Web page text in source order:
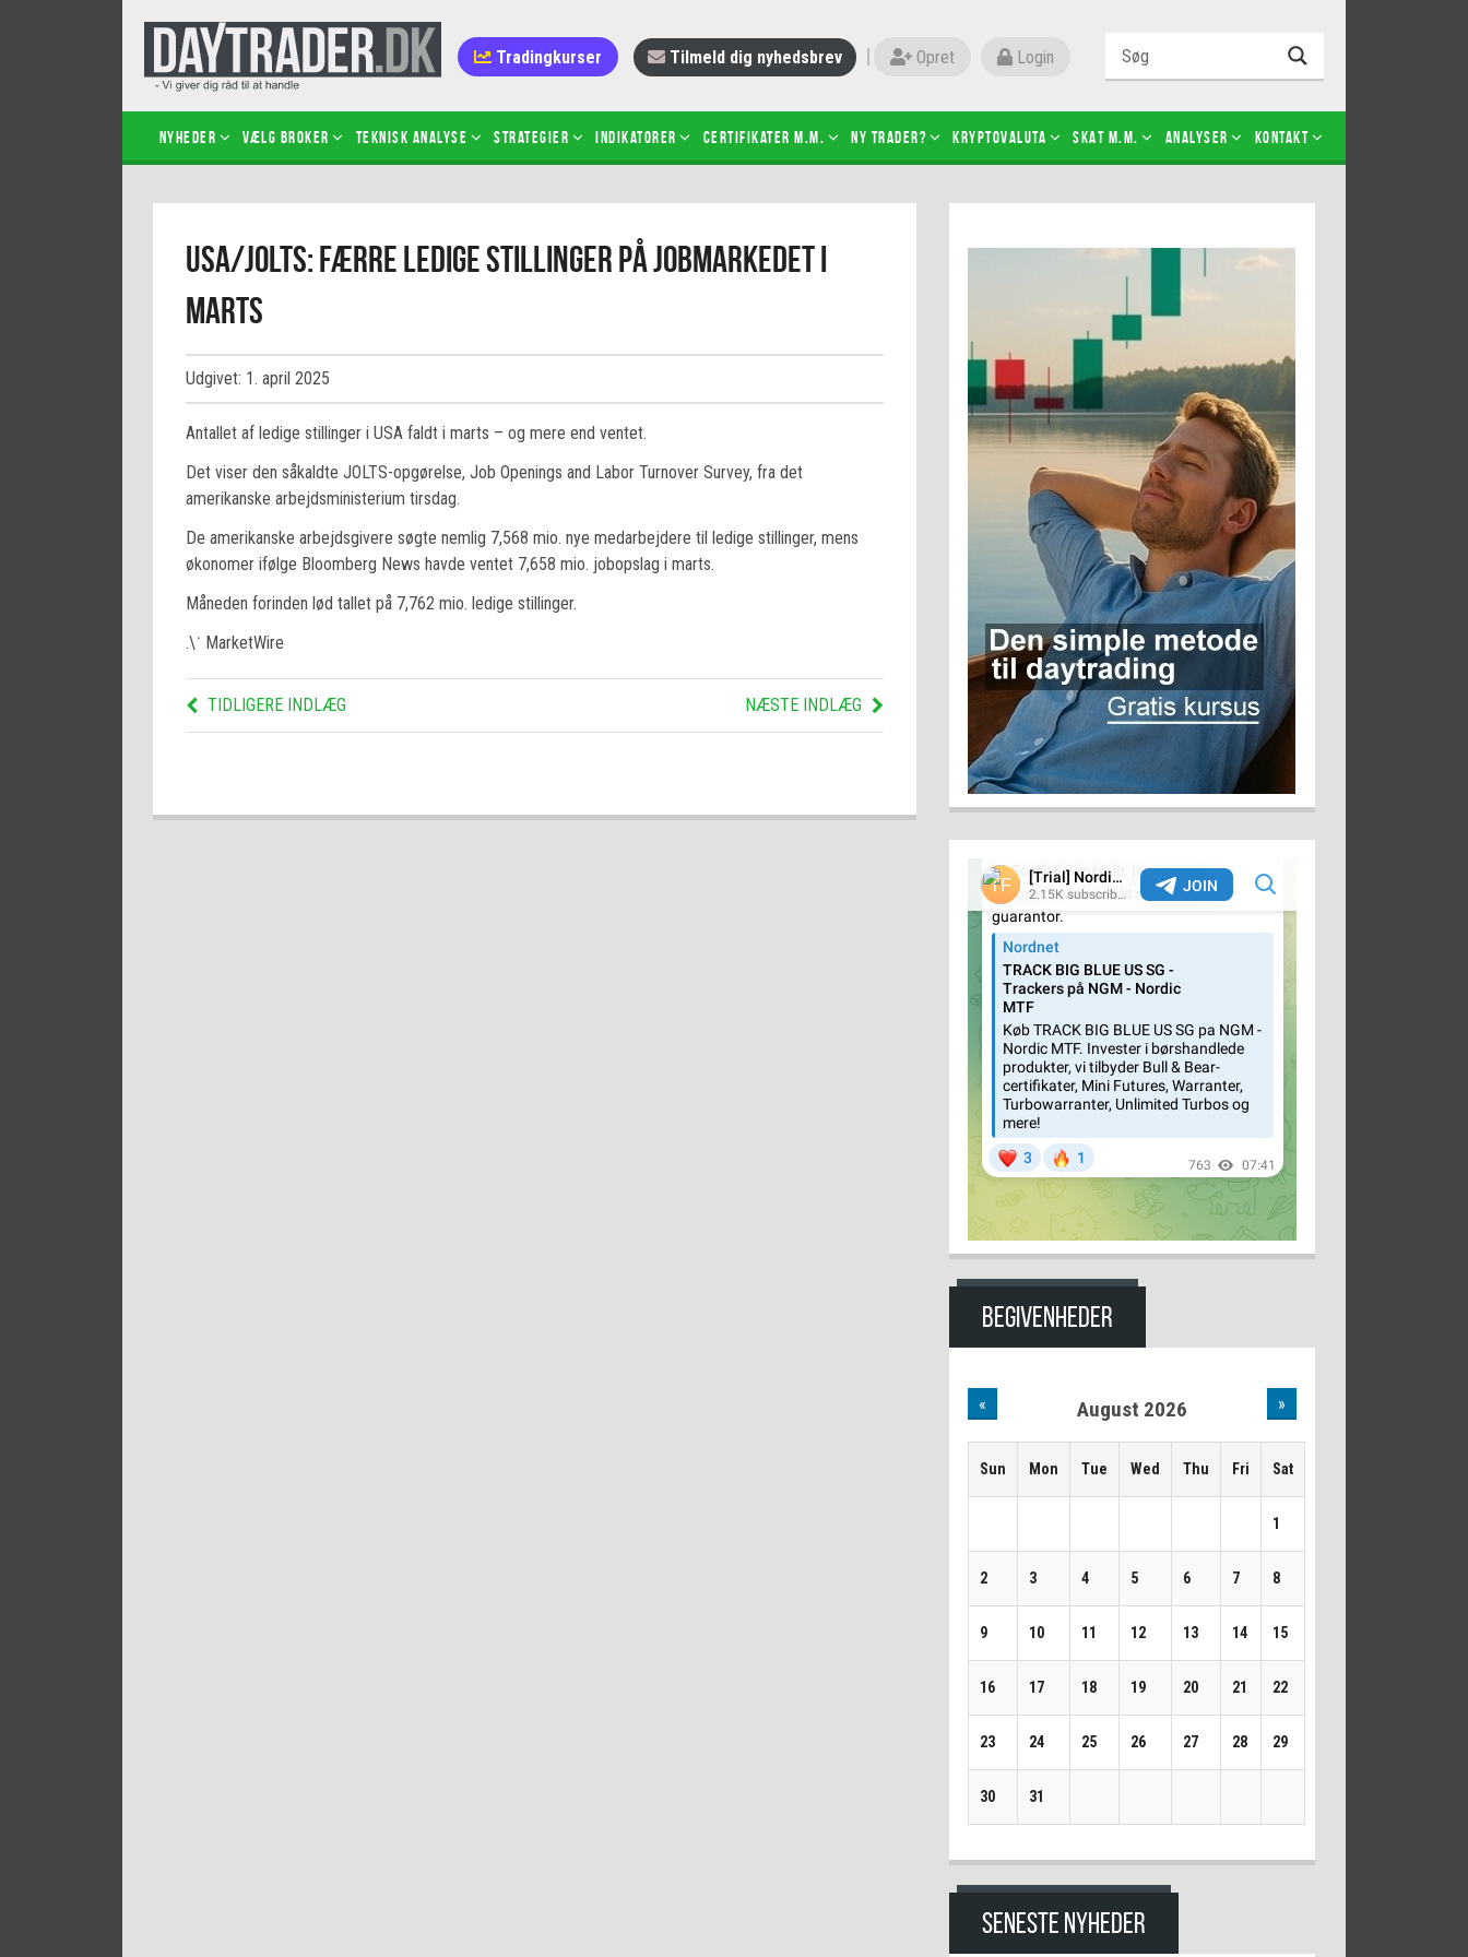
Tradingkurser Tilmeld dig nyhedsbrev Opret Login
Nyheder Vælg broker Teknisk analyse Strategier Indikatorer Certifikater m.m. Ny trader?
Kopiér de bedste tradere og
investorer
handel?
Det betyder de nye ESMA-regler
Gearing af aktier – hvad er det?
Futures-kontrakter
Kopier Jeppe Kirk Bonde
Kryptovaluta SKAT m.m. Analyser Kontakt
USA/JOLTS: Færre ledige stillinger på jobmarkedet i
marts
Udgivet: 1. april 2025
Antallet af ledige stillinger i USA faldt i marts – og mere end ventet.
Det viser den såkaldte JOLTS-opgørelse, Job Openings and Labor Turnover Survey, fra det
amerikanske arbejdsministerium tirsdag.
De amerikanske arbejdsgivere søgte nemlig 7,568 mio. nye medarbejdere til ledige stillinger, mens
økonomer ifølge Bloomberg News havde ventet 7,658 mio. jobopslag i marts.
Måneden forinden lød tallet på 7,762 mio. ledige stillinger.
.\˙ MarketWire
TIDLIGERE INDLÆG NÆSTE INDLÆG
BEGIVENHEDER
« August 2026 »
Sun Mon Tue Wed Thu Fri Sat
1
2 3 4 5 6 7 8
9 10 11 12 13 14 15
16 17 18 19 20 21 22
23 24 25 26 27 28 29
30 31
SENESTE NYHEDER